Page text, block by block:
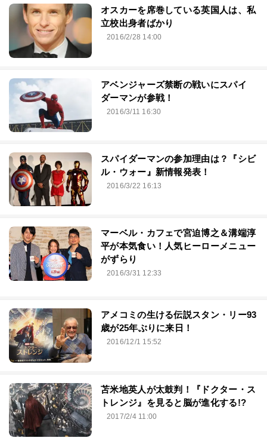
オスカーを席巻している英国人は、私
立校出身者ばかり
2016/2/28 14:00
アベンジャーズ禁断の戦いにスパイ
ダーマンが参戦！
2016/3/11 16:30
スパイダーマンの参加理由は？『シビ
ル・ウォー』新情報発表！
2016/3/22 16:13
マーベル・カフェで宮迫博之＆溝端淳
平が本気食い！人気ヒーローメニュー
がずらり
2016/3/31 12:33
アメコミの生ける伝説スタン・リー93
歳が25年ぶりに来日！
2016/12/1 15:52
苫米地英人が太鼓判！『ドクター・ス
トレンジ』を見ると脳が進化する!?
2017/2/4 11:00